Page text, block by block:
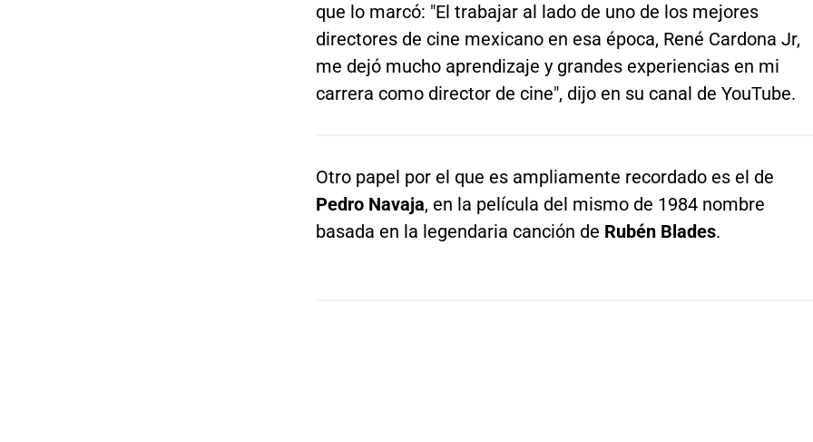
que lo marcó: "El trabajar al lado de uno de los mejores
directores de cine mexicano en esa época, René Cardona Jr,
me dejó mucho aprendizaje y grandes experiencias en mi
carrera como director de cine", dijo en su canal de YouTube.
Otro papel por el que es ampliamente recordado es el de
Pedro Navaja, en la película del mismo de 1984 nombre
basada en la legendaria canción de Rubén Blades.